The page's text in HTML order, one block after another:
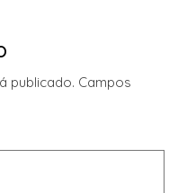
publicado. Campos